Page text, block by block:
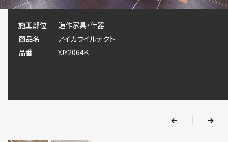
施工部位
造作家具・什器
商品名
アイカウイルテクト
品番
YJY2064K
施工部位
造作家具・什器
商品名
アイカウイルテクト
品番
YJY2064K
p
r
n